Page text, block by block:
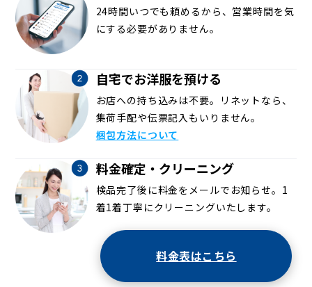
24時間いつでも頼めるから、営業時間を気
にする必要がありません。
自宅でお洋服を預ける
お店への持ち込みは不要。リネットなら、
集荷手配や伝票記入もいりません。
梱包方法について
料金確定・クリーニング
検品完了後に料金をメールでお知らせ。1
着1着丁寧にクリーニングいたします。
料金表はこちら